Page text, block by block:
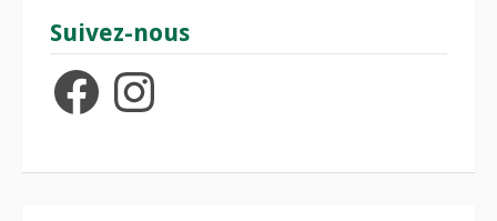
Suivez-nous
FacebookInstagram